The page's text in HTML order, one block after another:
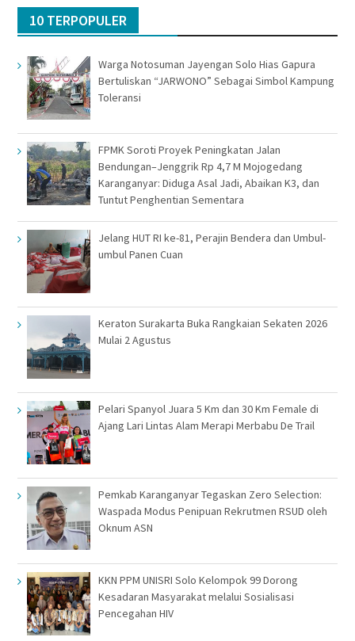
10 TERPOPULER
Warga Notosuman Jayengan Solo Hias Gapura
Bertuliskan “JARWONO” Sebagai Simbol Kampung
Toleransi
FPMK Soroti Proyek Peningkatan Jalan
Bendungan–Jenggrik Rp 4,7 M Mojogedang
Karanganyar: Diduga Asal Jadi, Abaikan K3, dan
Tuntut Penghentian Sementara
Jelang HUT RI ke-81, Perajin Bendera dan Umbul-
umbul Panen Cuan
Keraton Surakarta Buka Rangkaian Sekaten 2026
Mulai 2 Agustus
Pelari Spanyol Juara 5 Km dan 30 Km Female di
Ajang Lari Lintas Alam Merapi Merbabu De Trail
Pemkab Karanganyar Tegaskan Zero Selection:
Waspada Modus Penipuan Rekrutmen RSUD oleh
Oknum ASN
KKN PPM UNISRI Solo Kelompok 99 Dorong
Kesadaran Masyarakat melalui Sosialisasi
Pencegahan HIV